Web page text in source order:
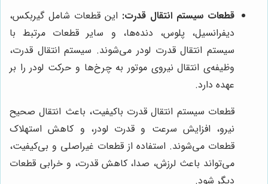
قطعات سیستم انتقال قدرت: این قطعات شامل گیربکس،
دیفرانسیل، پلوس، دنده‌ها، و سایر قطعات مرتبط با
سیستم انتقال قدرت لودر می‌شوند. سیستم انتقال قدرت،
وظیفه‌ی انتقال نیروی موتور به چرخ‌ها و حرکت لودر را بر
عهده دارد.
قطعات سیستم انتقال قدرت باکیفیت، باعث انتقال صحیح
نیرو، افزایش سرعت و قدرت لودر، و کاهش استهلاک
قطعات می‌شوند. استفاده از قطعات غیراصلی و بی‌کیفیت،
می‌تواند باعث لرزش، صدا، کاهش قدرت، و خرابی قطعات
دیگر شود.